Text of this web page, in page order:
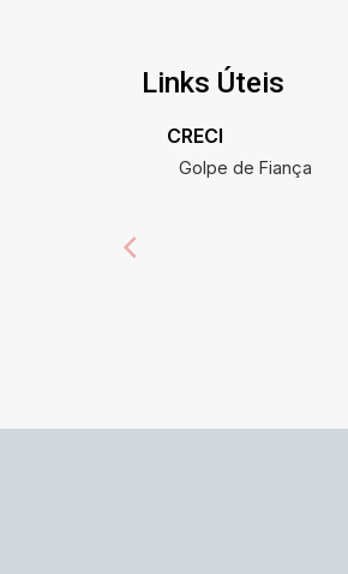
Links Úteis
CRECI
Golpe de Fiança